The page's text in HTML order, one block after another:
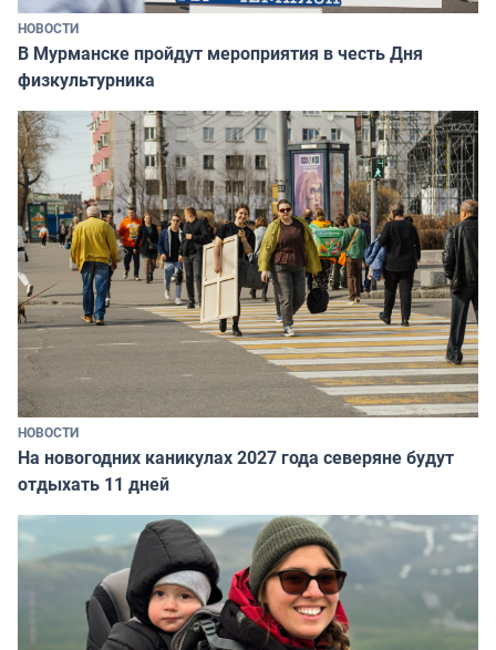
НОВОСТИ
В Мурманске пройдут мероприятия в честь Дня
физкультурника
НОВОСТИ
На новогодних каникулах 2027 года северяне будут
отдыхать 11 дней